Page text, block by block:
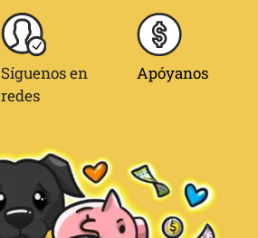
Síguenos en
redes
Apóyanos